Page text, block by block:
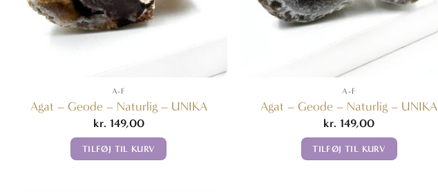
A-F
Agat – Geode – Naturlig – UNIKA
kr. 149,00
TILFØJ TIL KURV
A-F
Agat – Geode – Naturlig – UNIKA
kr. 149,00
TILFØJ TIL KURV